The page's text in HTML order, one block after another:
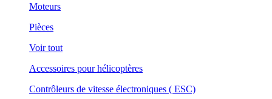
Moteurs
Pièces
Voir tout
Accessoires pour hélicoptères
Contrôleurs de vitesse électroniques ( ESC)